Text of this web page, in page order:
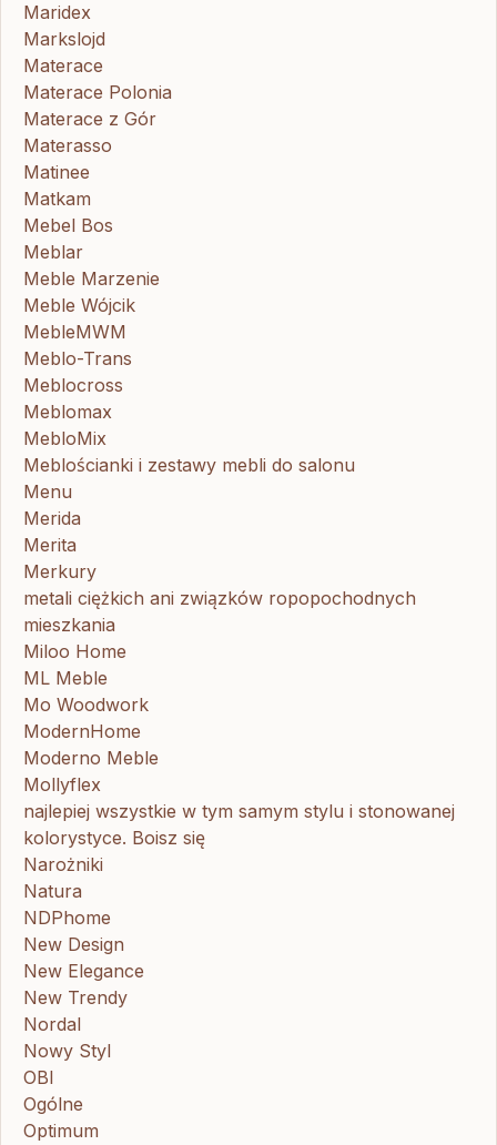
Maridex
Markslojd
Materace
Materace Polonia
Materace z Gór
Materasso
Matinee
Matkam
Mebel Bos
Meblar
Meble Marzenie
Meble Wójcik
MebleMWM
Meblo-Trans
Meblocross
Meblomax
MebloMix
Meblościanki i zestawy mebli do salonu
Menu
Merida
Merita
Merkury
metali ciężkich ani związków ropopochodnych
mieszkania
Miloo Home
ML Meble
Mo Woodwork
ModernHome
Moderno Meble
Mollyflex
najlepiej wszystkie w tym samym stylu i stonowanej
kolorystyce. Boisz się
Narożniki
Natura
NDPhome
New Design
New Elegance
New Trendy
Nordal
Nowy Styl
OBI
Ogólne
Optimum